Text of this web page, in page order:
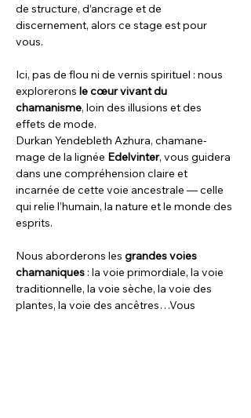
de structure, d’ancrage et de
discernement, alors ce stage est pour
vous.
Ici, pas de flou ni de vernis spirituel : nous
explorerons le cœur vivant du
chamanisme, loin des illusions et des
effets de mode.
Durkan Yendebleth Azhura, chamane-
mage de la lignée Edelvinter, vous guidera
dans une compréhension claire et
incarnée de cette voie ancestrale — celle
qui relie l’humain, la nature et le monde des
esprits.
Nous aborderons les grandes voies
chamaniques : la voie primordiale, la voie
traditionnelle, la voie sèche, la voie des
plantes, la voie des ancêtres…Vous